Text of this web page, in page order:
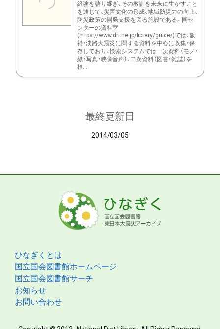
経験を語り継ぎ、その教訓を未来に生かすこと
を通じて、災害文化の形成、地域防災力の向上、
防災政策の開発支援を図る施設である。同セ
ンターの資料室
(https://www.dri.ne.jp/library/guide/)では、阪
神・淡路大震災に関する資料を中心に収集・保
存しており、検索システムでは一次資料（モノ・
紙・写真・映像音声）、二次資料（図書・雑誌）を
検...
最終更新日
2014/03/05
ひなぎくとは
国立国会図書館ホームページ
国立国会図書館サーチ
お知らせ
お問い合わせ